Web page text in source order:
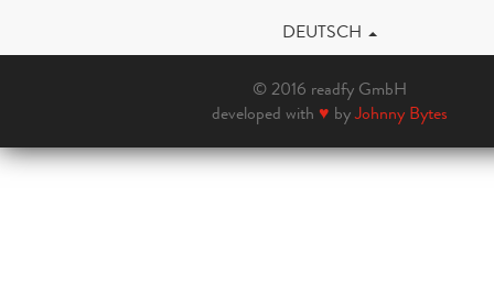
DEUTSCH
© 2016 readfy GmbH
developed with ♥ byJohnny Bytes